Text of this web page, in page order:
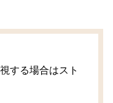
する場合はスト